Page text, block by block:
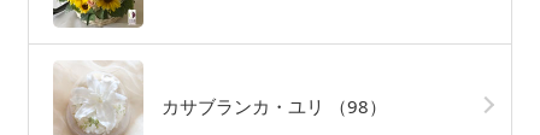
カサブランカ・ユリ （98）